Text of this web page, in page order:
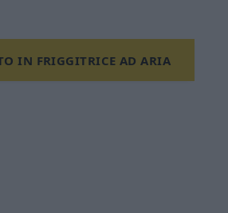
IN FRIGGITRICE AD ARIA